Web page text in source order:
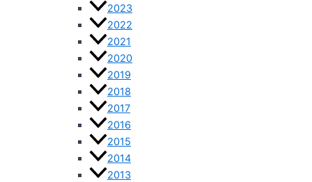
2023
2022
2021
2020
2019
2018
2017
2016
2015
2014
2013